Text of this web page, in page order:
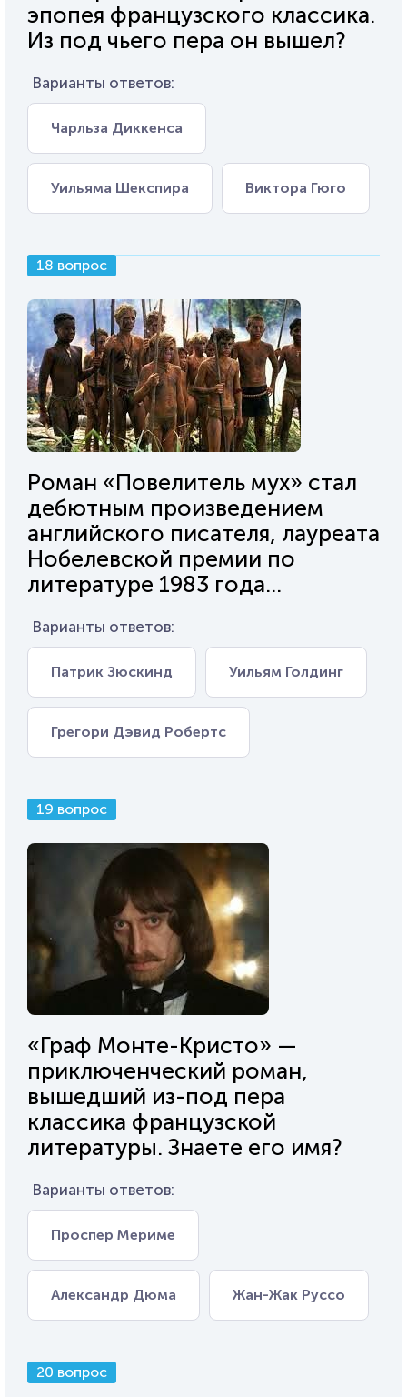
эпопея французского классика.
Из под чьего пера он вышел?
Варианты ответов:
Чарльза Диккенса
Уильяма Шекспира Виктора Гюго
18 вопрос
Роман «Повелитель мух» стал
дебютным произведением
английского писателя, лауреата
Нобелевской премии по
литературе 1983 года...
Варианты ответов:
Патрик Зюскинд Уильям Голдинг
Грегори Дэвид Робертс
19 вопрос
«Граф Монте-Кристо» —
приключенческий роман,
вышедший из-под пера
классика французской
литературы. Знаете его имя?
Варианты ответов:
Проспер Мериме
Александр Дюма Жан-Жак Руссо
20 вопрос